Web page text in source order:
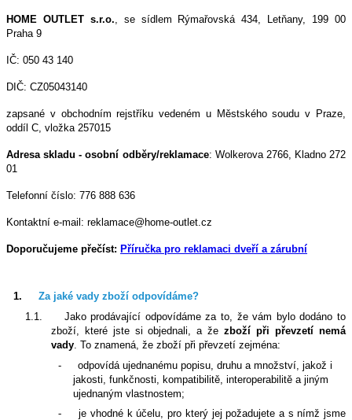
HOME OUTLET s.r.o., se sídlem Rýmařovská 434, Letňany, 199 00
Praha 9
IČ: 050 43 140
DIČ: CZ05043140
zapsané v obchodním rejstříku vedeném u Městského soudu v Praze,
oddíl C, vložka 257015
Adresa skladu - osobní odběry/reklamace: Wolkerova 2766, Kladno 272
01
Telefonní číslo: 776 888 636
Kontaktní e-mail: reklamace@home-outlet.cz
Doporučujeme přečíst: Příručka pro reklamaci dveří a zárubní
1.
Za jaké vady zboží odpovídáme?
1.1.
Jako prodávající odpovídáme za to, že vám bylo dodáno to
zboží, které jste si objednali, a žezboží při převzetí nemá
vady. To znamená, že zboží při převzetí zejména:
-
odpovídá ujednanému popisu, druhu a množství, jakož i
jakosti, funkčnosti, kompatibilitě, interoperabilitě a jiným
ujednaným vlastnostem;
-
je vhodné k účelu, pro který jej požadujete a s nímž jsme